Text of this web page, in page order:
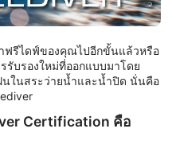
ฟรีไดฟ์ของคุณไปอีกขั้นแล้วหรือ
รับรองใหม่ที่ออกแบบมาโดย
นในสระว่ายน้ำและน้ำปิด นั่นคือ
Certification คือ